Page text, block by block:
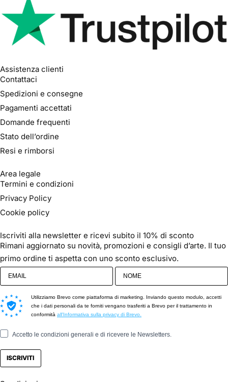
Assistenza clienti
Contattaci
Spedizioni e consegne
Pagamenti accettati
Domande frequenti
Stato dell’ordine
Resi e rimborsi
Area legale
Termini e condizioni
Privacy Policy
Cookie policy
Iscriviti alla newsletter e ricevi subito il 10% di sconto
Rimani aggiornato su novità, promozioni e consigli d’arte. Il tuo
primo ordine ti aspetta con uno sconto esclusivo.
Utilizziamo Brevo come piattaforma di marketing. Inviando questo modulo, accetti
che i dati personali da te forniti vengano trasferiti a Brevo per il trattamento in
conformità all'Informativa sulla privacy di Brevo.
Accetto le condizioni generali e di ricevere le Newsletters.
ISCRIVITI